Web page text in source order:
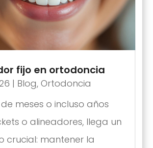
fijo en ortodoncia
| Blog, Ortodoncia
meses o incluso años
o alineadores, llega un
crucial: mantener la